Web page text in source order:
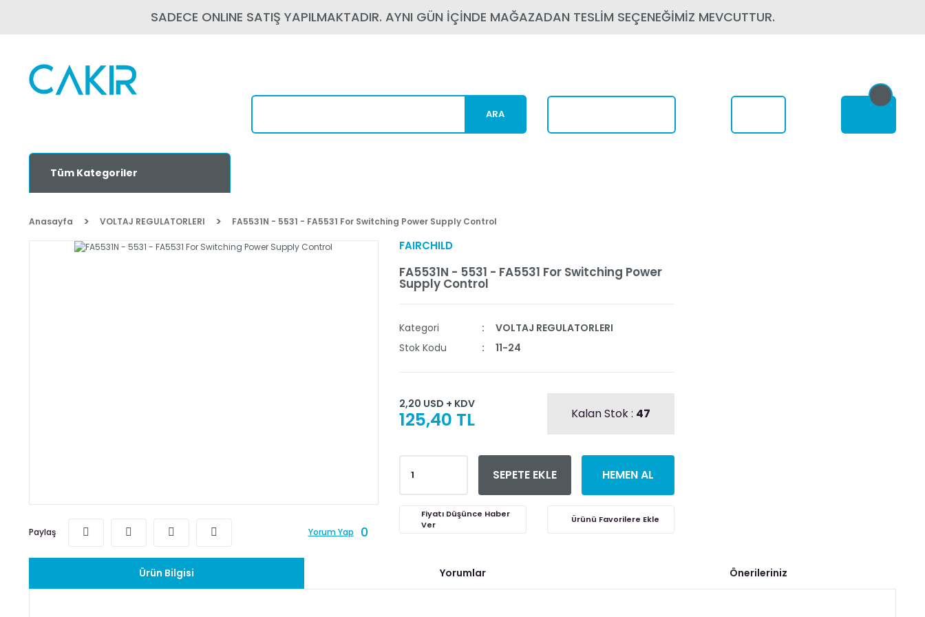
SADECE ONLINE SATIŞ YAPILMAKTADIR. AYNI GÜN İÇİNDE MAĞAZADAN TESLİM SEÇENEĞİMİZ MEVCUTTUR.
ARA
Tüm Kategoriler
Anasayfa VOLTAJ REGULATORLERI FA5531N - 5531 - FA5531 For Switching Power Supply Control
Paylaş Yorum Yap 0
FAIRCHILD
FA5531N - 5531 - FA5531 For Switching Power
Supply Control
Kategori
VOLTAJ REGULATORLERI
Stok Kodu
11-24
2,20 USD + KDV
125,40 TL Kalan Stok : 47
SEPETE EKLE HEMEN AL
Fiyatı Düşünce Haber
Ver
Ürün Bilgisi Yorumlar Önerileriniz